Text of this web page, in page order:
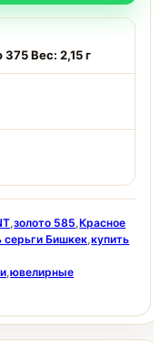
Вес: 2,15 г
,золото 585,Красное
серьги Бишкек,купить
,ювелирные